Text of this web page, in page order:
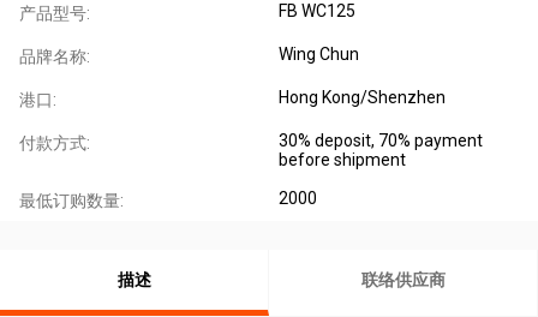
产品型号: FB WC125
品牌名称: Wing Chun
港口: Hong Kong/Shenzhen
付款方式:
30% deposit, 70% payment
before shipment
最低订购数量: 2000
描述 联络供应商